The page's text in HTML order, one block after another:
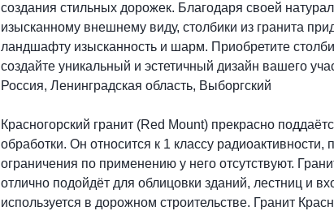
создания стильных дорожек. Благодаря своей
изысканному внешнему виду, столбики из гранита
ландшафту изысканность и шарм. Приобретите
создайте уникальный и эстетичный дизайн вашего
Россия, Ленинградская область, Выборгский
Красногорский гранит (Red Mount) прекрасно
обработки. Он относится к 1 классу радиоактивности,
ограничения по применению у него отсутствуют.
отлично подойдёт для облицовки зданий, лестниц и
используется в дорожном строительстве. Гранит